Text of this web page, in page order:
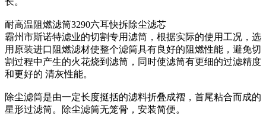
耐高温阻燃滤筒3290六耳快拆除尘滤芯
霸州市斯诺特滤业的切割专用滤筒，根据实际的使用工况，选
用原装进口阻燃滤材使整个滤筒具有良好的阻燃性能，避免切
割过程中产生的火花烧到滤筒，同时使滤筒有更细的过滤精度
和更好的 清灰性能。
除尘滤筒是由一定长度挺括的滤料折叠成褶，首尾粘合而成的
星形过滤筒。除尘滤筒无笼骨，安装简便。